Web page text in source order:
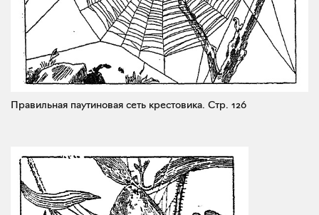
Правильная паутиновая сеть крестовика. Стр. 126